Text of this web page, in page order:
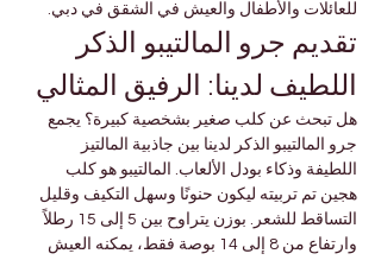
للعائلات والأطفال والعيش في الشقق في دبي.
تقديم جرو المالتيبو الذكر
اللطيف لدينا: الرفيق المثالي
هل تبحث عن كلب صغير بشخصية كبيرة؟ يجمع
جرو المالتيبو الذكر لدينا بين جاذبية المالتيز
اللطيفة وذكاء بودل الألعاب. المالتيبو هو كلب
هجين تم تربيته ليكون حنونًا وسهل التكيف وقليل
التساقط للشعر. بوزن يتراوح بين 5 إلى 15 رطلاً
وارتفاع من 8 إلى 14 بوصة فقط، يمكنه العيش